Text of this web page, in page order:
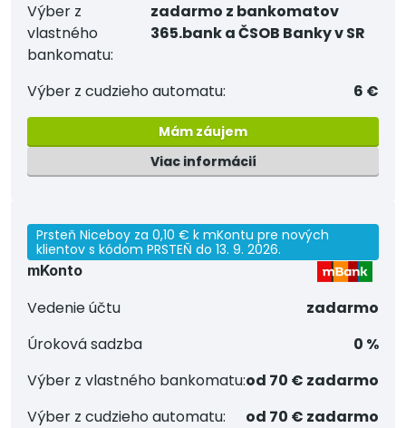
Výber z
vlastného
bankomatu:
zadarmo z bankomatov
365.bank a ČSOB Banky v SR
Výber z cudzieho automatu: 6 €
Mám záujem
Viac informácií
Prsteň Niceboy za 0,10 € k mKontu pre nových
klientov s kódom PRSTEŇ do 13. 9. 2026.
mKonto
Vedenie účtu
zadarmo
Úroková sadzba
0 %
Výber z vlastného bankomatu:od 70 € zadarmo
Výber z cudzieho automatu:
od 70 € zadarmo